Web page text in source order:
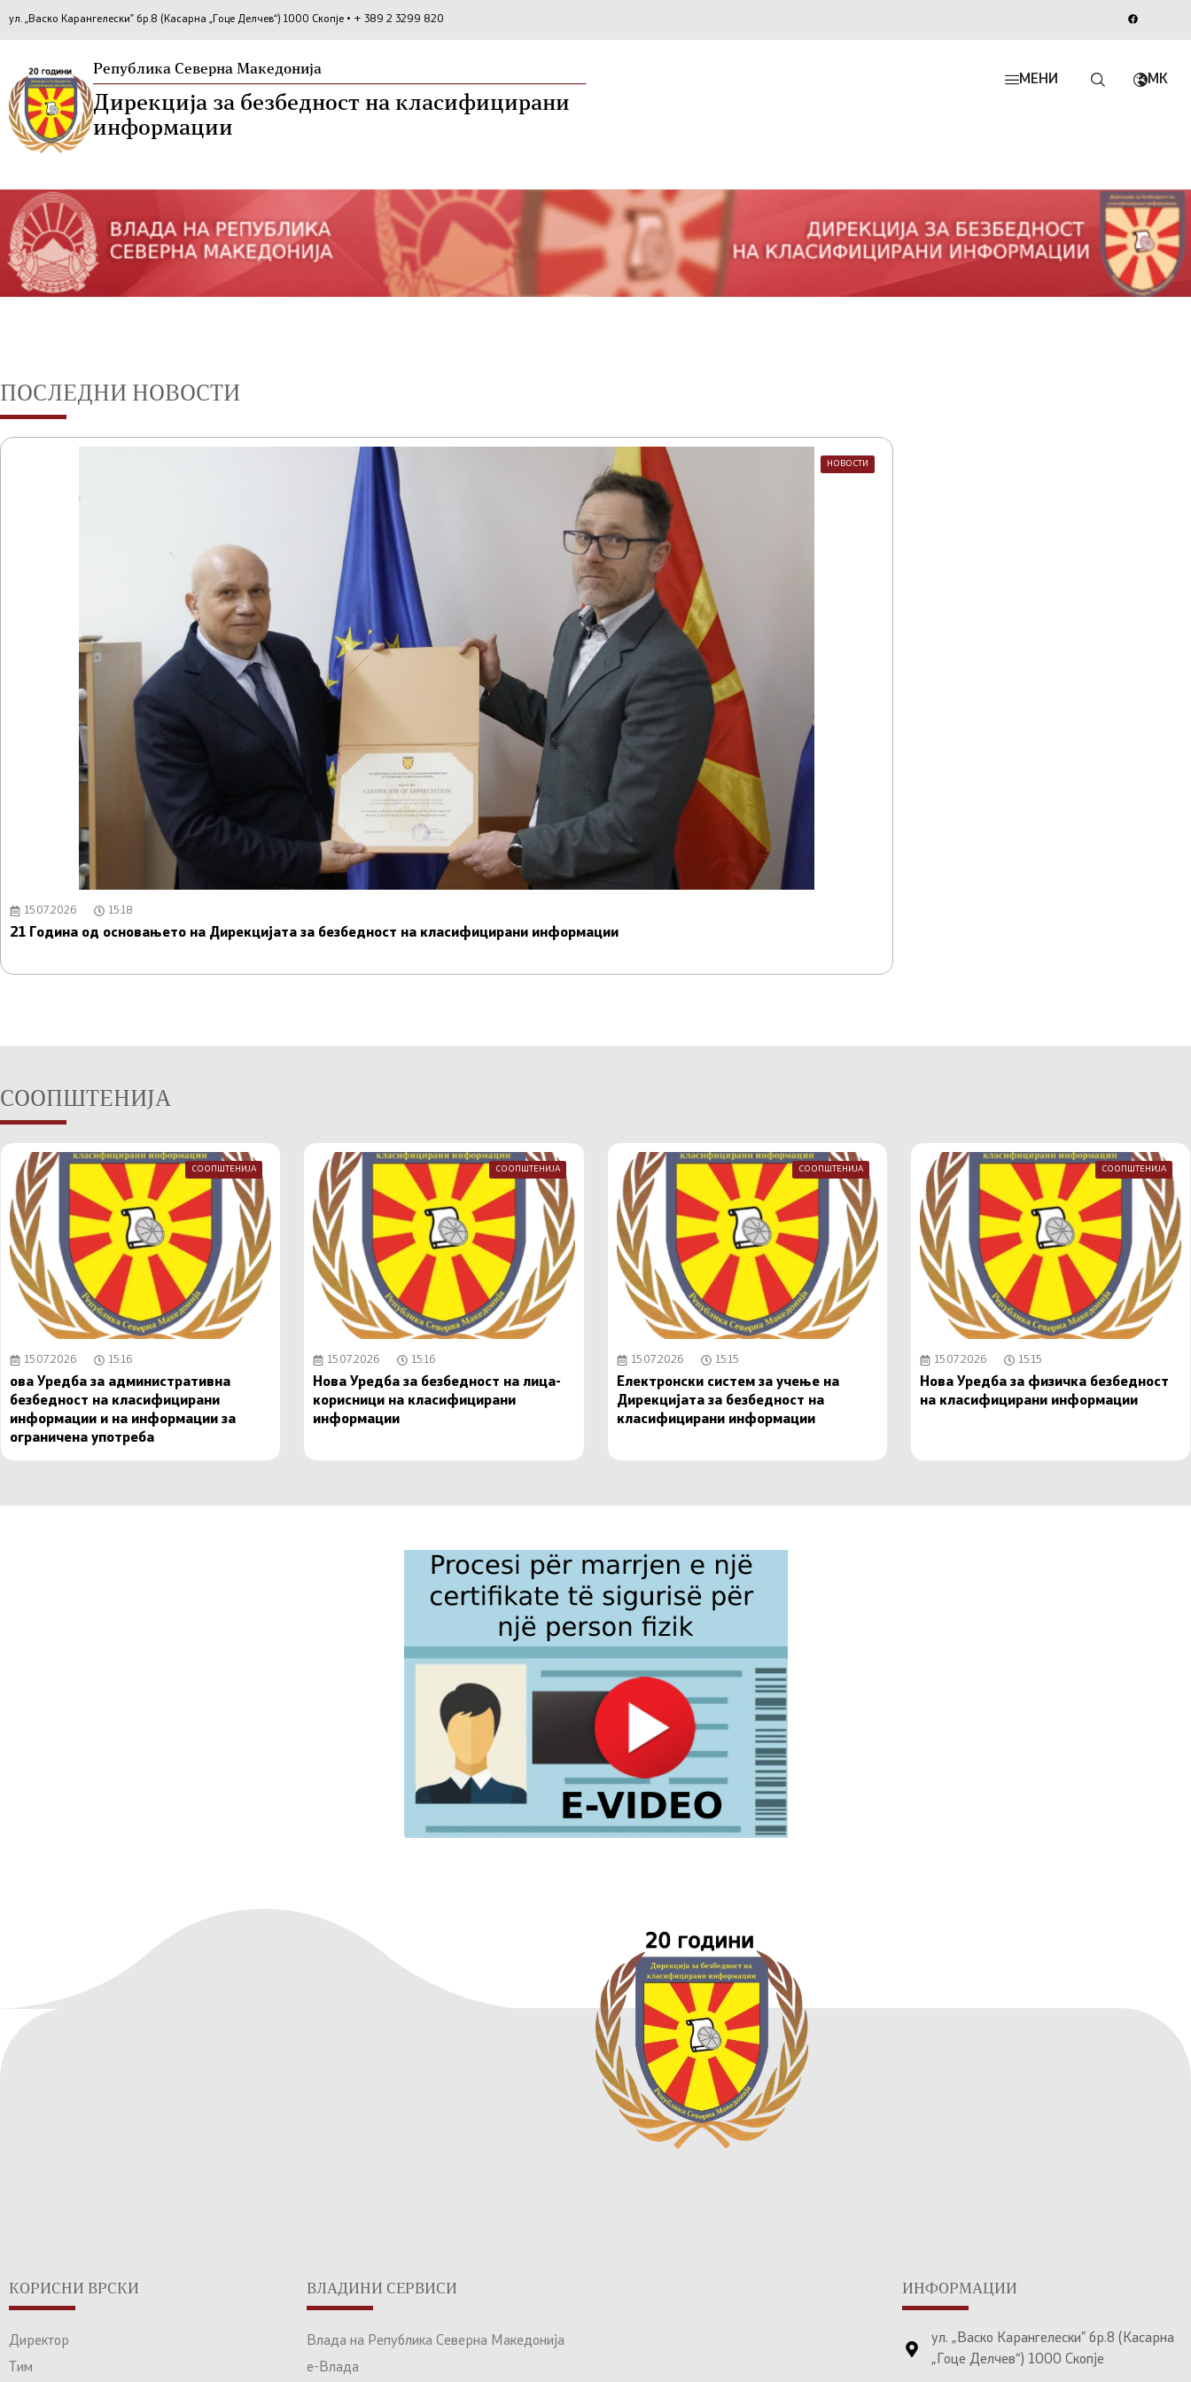
ул. „Васко Карангелески” бр.8 (Касарна „Гоце Делчев“) 1000 Скопје • + 389 2 3299 820
Република Северна Македонија
Дирекција за безбедност на класифицирани
информации
МЕНИ MK
ПОСЛЕДНИ НОВОСТИ
НОВОСТИ
15.07.2026 15:18
21 Година од основањето на Дирекцијата за безбедност на класифицирани информации
СООПШТЕНИЈА
СООПШТЕНИЈА
15.07.2026 15:16
ова Уредба за административна
безбедност на класифицирани
информации и на информации за
ограничена употреба
СООПШТЕНИЈА
15.07.2026 15:16
Нова Уредба за безбедност на лица-
корисници на класифицирани
информации
СООПШТЕНИЈА
15.07.2026 15:15
Електронски систем за учење на
Дирекцијата за безбедност на
класифицирани информации
СООПШТЕНИЈА
15.07.2026 15:15
Нова Уредба за физичка безбедност
на класифицирани информации
КОРИСНИ ВРСКИ
Директор
Тим
ВЛАДИНИ СЕРВИСИ
Влада на Република Северна Македонија
е-Влада
ИНФОРМАЦИИ
ул. „Васко Карангелески” бр.8 (Касарна
„Гоце Делчев“) 1000 Скопје